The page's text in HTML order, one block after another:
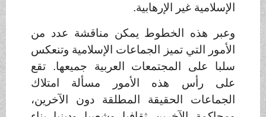
الإسلامية غير الإرهابية.
وعبر هذه الخطوط يمكن مناقشة عدد من
الأمور التي تميز الجماعات الإسلامية وتنعكس
سلبا على المجتمعات العربية جميعها. تقع
على رأس هذه الأمور مسألة امتلاك
الجماعات الحقيقة المطلقة دون الآخرين،